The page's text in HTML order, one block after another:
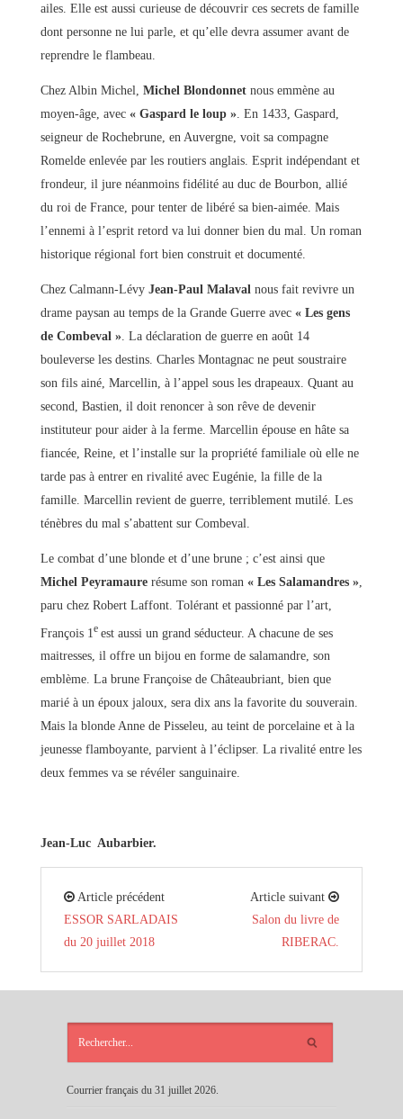
ailes. Elle est aussi curieuse de découvrir ces secrets de famille
dont personne ne lui parle, et qu’elle devra assumer avant de
reprendre le flambeau.
Chez Albin Michel, Michel Blondonnetnous emmène au
moyen-âge, avec « Gaspard le loup ». En 1433, Gaspard,
seigneur de Rochebrune, en Auvergne, voit sa compagne
Romelde enlevée par les routiers anglais. Esprit indépendant et
frondeur, il jure néanmoins fidélité au duc de Bourbon, allié
du roi de France, pour tenter de libéré sa bien-aimée. Mais
l’ennemi à l’esprit retord va lui donner bien du mal. Un roman
historique régional fort bien construit et documenté.
Chez Calmann-Lévy Jean-Paul Malaval nous fait revivre un
drame paysan au temps de la Grande Guerre avec « Les gens
de Combeval ». La déclaration de guerre en août 14
bouleverse les destins. Charles Montagnac ne peut soustraire
son fils ainé, Marcellin, à l’appel sous les drapeaux. Quant au
second, Bastien, il doit renoncer à son rêve de devenir
instituteur pour aider à la ferme. Marcellin épouse en hâte sa
fiancée, Reine, et l’installe sur la propriété familiale où elle ne
tarde pas à entrer en rivalité avec Eugénie, la fille de la
famille. Marcellin revient de guerre, terriblement mutilé. Les
ténèbres du mal s’abattent sur Combeval.
Le combat d’une blonde et d’une brune ; c’est ainsi que
Michel Peyramaure résume son roman « Les Salamandres »,
paru chez Robert Laffont. Tolérant et passionné par l’art,
François 1e est aussi un grand séducteur. A chacune de ses
maitresses, il offre un bijou en forme de salamandre, son
emblème. La brune Françoise de Châteaubriant, bien que
marié à un époux jaloux, sera dix ans la favorite du souverain.
Mais la blonde Anne de Pisseleu, au teint de porcelaine et à la
jeunesse flamboyante, parvient à l’éclipser. La rivalité entre les
deux femmes va se révéler sanguinaire.
Jean-Luc Aubarbier.
Article précédent
ESSOR SARLADAIS
du 20 juillet 2018
Article suivant
Salon du livre de
RIBERAC.
Courrier français du 31 juillet 2026.